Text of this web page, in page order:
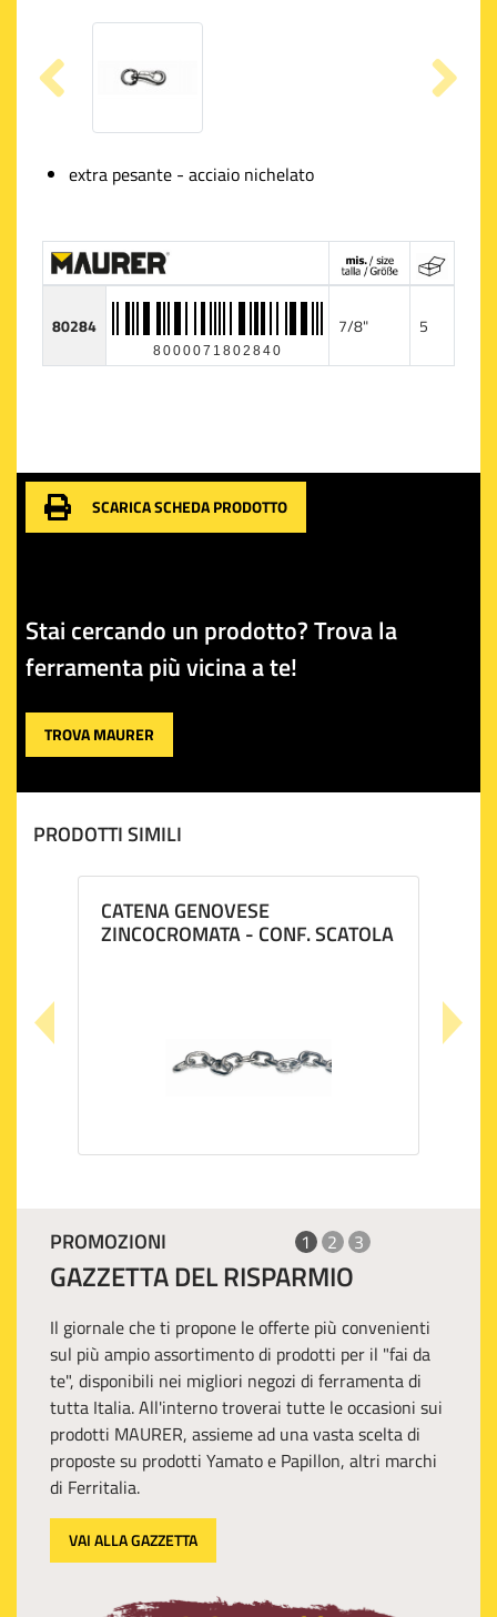
extra pesante - acciaio nichelato
80284
8000071802840
7/8" 5
SCARICA SCHEDA PRODOTTO
Stai cercando un prodotto? Trova la
ferramenta più vicina a te!
TROVA MAURER
PRODOTTI SIMILI
CATENA GENOVESE
ZINCOCROMATA - CONF. SCATOLA
PROMOZIONI 1 2 3
GAZZETTA DEL RISPARMIO
Il giornale che ti propone le offerte più convenienti
sul più ampio assortimento di prodotti per il "fai da
te", disponibili nei migliori negozi di ferramenta di
tutta Italia. All'interno troverai tutte le occasioni sui
prodotti MAURER, assieme ad una vasta scelta di
proposte su prodotti Yamato e Papillon, altri marchi
di Ferritalia.
VAI ALLA GAZZETTA